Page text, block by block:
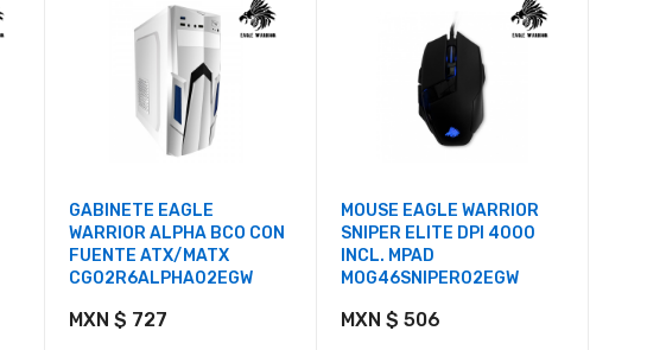
GABINETE EAGLE
WARRIOR ALPHA BCO CON
FUENTE ATX/MATX
CG02R6ALPHA02EGW
MXN $ 727
MOUSE EAGLE WARRIOR
SNIPER ELITE DPI 4000
INCL. MPAD
MOG46SNIPER02EGW
MXN $ 506